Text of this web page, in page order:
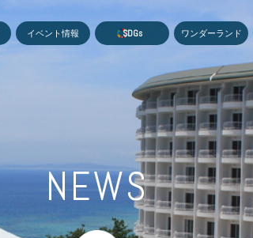
イベント情報 SDGs ワンダーランド
NEWS